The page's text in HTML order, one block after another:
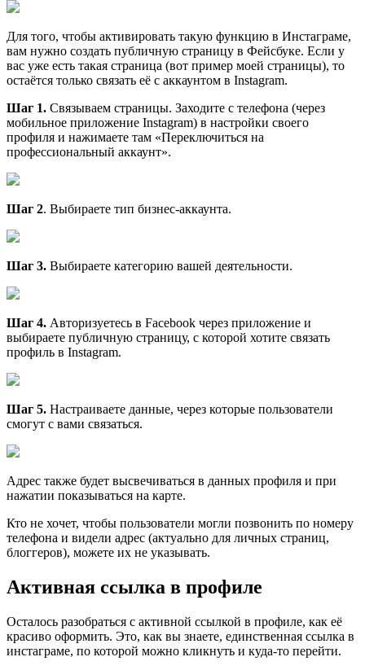
Для того, чтобы активировать такую функцию в Инстаграме,
вам нужно создать публичную страницу в Фейсбуке. Если у
вас уже есть такая страница (вот пример моей страницы), то
остаётся только связать её с аккаунтом в Instagram.
Шаг 1. Связываем страницы. Заходите с телефона (через
мобильное приложение Instagram) в настройки своего
профиля и нажимаете там «Переключиться на
профессиональный аккаунт».
Шаг 2. Выбираете тип бизнес-аккаунта.
Шаг 3. Выбираете категорию вашей деятельности.
Шаг 4. Авторизуетесь в Facebook через приложение и
выбираете публичную страницу, с которой хотите связать
профиль в Instagram.
Шаг 5. Настраиваете данные, через которые пользователи
смогут с вами связаться.
Адрес также будет высвечиваться в данных профиля и при
нажатии показываться на карте.
Кто не хочет, чтобы пользователи могли позвонить по номеру
телефона и видели адрес (актуально для личных страниц,
блоггеров), можете их не указывать.
Активная ссылка в профиле
Осталось разобраться с активной ссылкой в профиле, как её
красиво оформить. Это, как вы знаете, единственная ссылка в
инстаграме, по которой можно кликнуть и куда-то перейти.